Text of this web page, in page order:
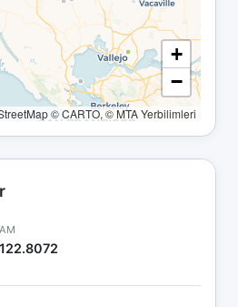
+
−
© CARTO, © MTA Yerbilimleri